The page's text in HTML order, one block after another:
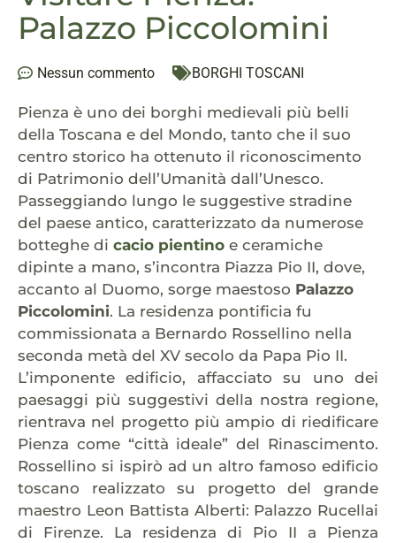
Palazzo Piccolomini
Nessun commento BORGHI TOSCANI
Pienza è uno dei borghi medievali più belli
della Toscana e del Mondo, tanto che il suo
centro storico ha ottenuto il riconoscimento
di Patrimonio dell’Umanità dall’Unesco.
Passeggiando lungo le suggestive stradine
del paese antico, caratterizzato da numerose
botteghe di cacio pientino e ceramiche
dipinte a mano, s’incontra Piazza Pio II, dove,
accanto al Duomo, sorge maestoso Palazzo
Piccolomini. La residenza pontificia fu
commissionata a Bernardo Rossellino nella
seconda metà del XV secolo da Papa Pio II.
L’imponente edificio, affacciato su uno dei
paesaggi più suggestivi della nostra regione,
rientrava nel progetto più ampio di riedificare
Pienza come “città ideale” del Rinascimento.
Rossellino si ispirò ad un altro famoso edificio
toscano realizzato su progetto del grande
maestro Leon Battista Alberti: Palazzo Rucellai
di Firenze. La residenza di Pio II a Pienza